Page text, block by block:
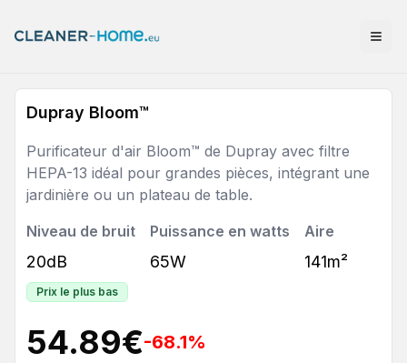
Dupray Bloom™
Purificateur d'air Bloom™ de Dupray avec filtre
HEPA-13 idéal pour grandes pièces, intégrant une
jardinière ou un plateau de table.
Niveau de bruit
20dB
Puissance en watts
65W
Aire
141m²
Prix le plus bas
54.89€-68.1%